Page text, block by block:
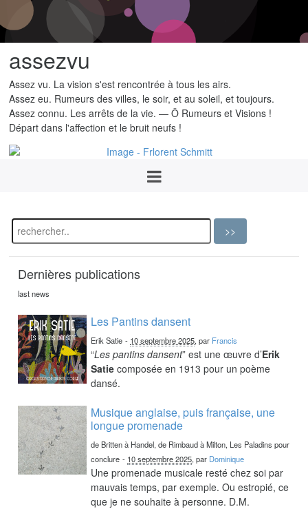
assezvu
Assez vu. La vision s'est rencontrée à tous les airs.
Assez eu. Rumeurs des villes, le soir, et au soleil, et toujours.
Assez connu. Les arrêts de la vie. — Ô Rumeurs et Visions !
Départ dans l'affection et le bruit neufs !
Dernières publications
last news
Les Pantins dansent
Erik Satie - 10 septembre 2025, par Francis
“Les pantins dansent” est une œuvre d’Erik
Satie composée en 1913 pour un poème
dansé.
Musique anglaise, puis française, une
longue promenade
de Britten à Handel, de Rimbaud à Milton, Les Paladins pour
conclure - 10 septembre 2025, par Dominique
Une promenade musicale resté chez soi par
mauvais temps, par exemple. Ou estropié, ce
que je ne souhaite à personne. D.M.